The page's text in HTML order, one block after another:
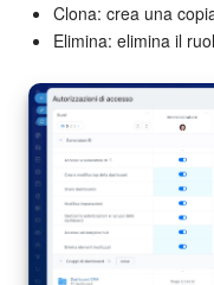
Clona: crea una
Elimina: elimina il